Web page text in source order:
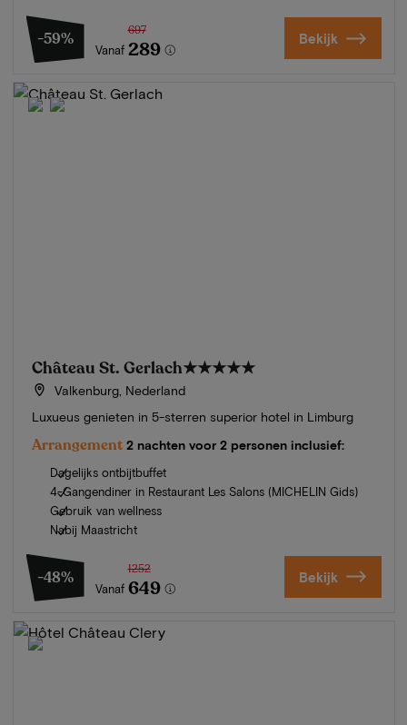
-59%
Vanaf
697
289 Bekijk
Château St. Gerlach★★★★★
Valkenburg, Nederland
Luxueus genieten in 5-sterren superior hotel in Limburg
Arrangement 2 nachten voor 2 personen inclusief:
Dagelijks ontbijtbuffet
4-Gangendiner in Restaurant Les Salons (MICHELIN Gids)
Gebruik van wellness
Nabij Maastricht
-48%
Vanaf
1252
649 Bekijk